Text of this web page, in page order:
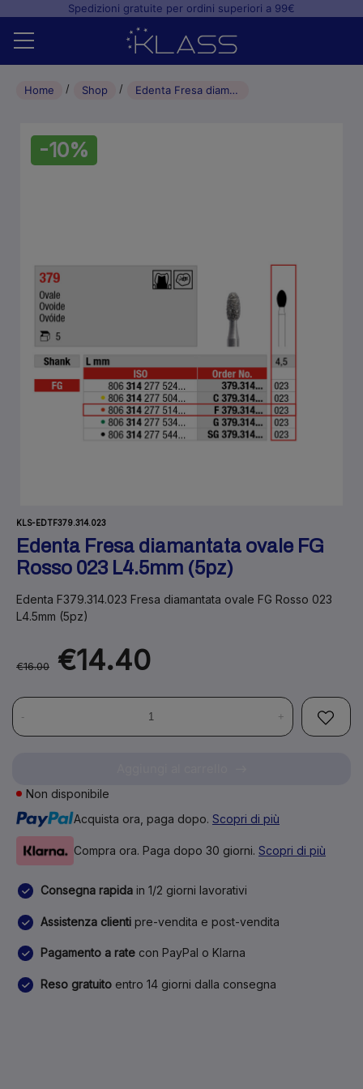
Spedizioni gratuite per ordini superiori a 99€
Home
Studio odontoiatrico
Home Shop Edenta Fresa diamantata ovale FG Rosso 023 L4.5mm (5pz)
-10%
KLS-EDTF379.314.023
Edenta Fresa diamantata ovale FG
Rosso 023 L4.5mm (5pz)
Edenta F379.314.023 Fresa diamantata ovale FG Rosso 023
L4.5mm (5pz)
€16.00 €14.40
- +
Non disponibile
Acquista ora, paga dopo. Scopri di più
Compra ora. Paga dopo 30 giorni. Scopri di più
Consegna rapida in 1/2 giorni lavorativi
Assistenza clienti pre-vendita e post-vendita
Pagamento a rate con PayPal o Klarna
Reso gratuito entro 14 giorni dalla consegna